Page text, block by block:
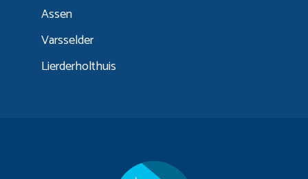
Assen
Varsselder
Lierderholthuis